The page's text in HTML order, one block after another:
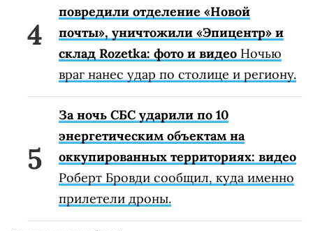
повредили отделение «Новой
почты», уничтожили «Эпицентр» и
склад Rozetka: фото и видео Ночью
враг нанес удар по столице и региону.
За ночь СБС ударили по 10
энергетическим объектам на
оккупированных территориях: видео
Роберт Бровди сообщил, куда именно
прилетели дроны.